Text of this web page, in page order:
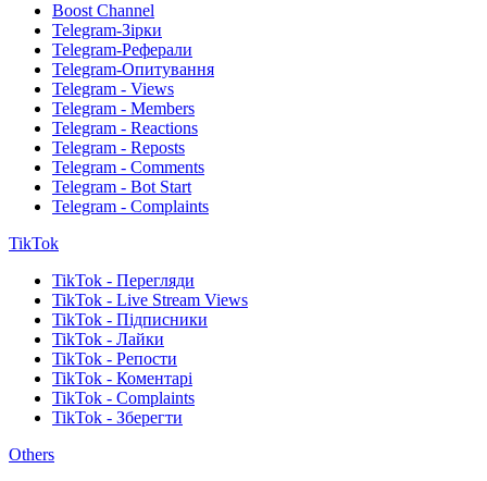
Boost Channel
Telegram-Зірки
Telegram-Реферали
Telegram-Опитування
Telegram - Views
Telegram - Members
Telegram - Reactions
Telegram - Reposts
Telegram - Comments
Telegram - Bot Start
Telegram - Complaints
TikTok
TikTok - Перегляди
TikTok - Live Stream Views
TikTok - Підписники
TikTok - Лайки
TikTok - Репости
TikTok - Коментарі
TikTok - Complaints
TikTok - Зберегти
Others